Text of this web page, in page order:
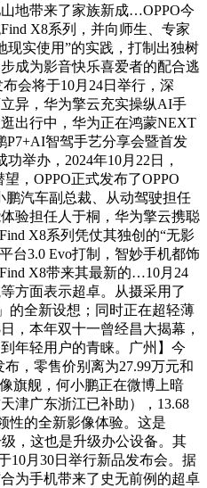
地带来了家族新成…OPPO今
X8系列，并向师生、专家
现实使用”的实践，打制出独树
成为影音快乐喜爱者的配合逃
会将于10月24日举行，深
异，华为擎云充实操纵AI手
出行中，华为正在鸿蒙NEXT
P7+AI智驾手艺分享会暨首发
举办，2024年10月22日，
，OPPO正式发布了OPPO
汽车副总裁、从动驾驶担任
验担任人于桐，华为擎云携聪
X8系列凭仗其独创的“无影
台3.0 Evo打制，智妙手机都饰
X8带来其最新的…10月24
方面表示超卓。从摄采用了
的全新设想；同时正在超轻薄
，本年双十一曾经昌大揭幕，
年轻用户的青睐。广州】今
，零售价别离为27.99万元和
旗舰，何小鹏正在微博上暗
津广东浙江已补助），13.68
性的全新影像体验。这是
，这也是升级办公设备。其
10月30日举行新品发布会。据
为手机带来了史无前例的超卓